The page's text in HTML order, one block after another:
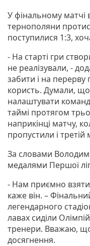
У фінальному матчі
тернополяни
поступилися 1:3,
- На старті гри
не реалізували, -
забити і на
користь. Думали, що
налаштувати
таймі протягом
наприкінці матчу,
пропустили і третій
За словами
медалями Першої
- Нам приємно взяти
каже він. –
легендарного
лавах сиділи
тренери. Вважаю,
досягнення.